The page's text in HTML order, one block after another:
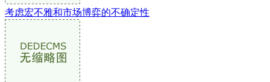
考虑宏不雅和市场博弈的不确定性